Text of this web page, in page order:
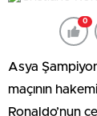
0
Asya
maçının
Ronaldo’nun